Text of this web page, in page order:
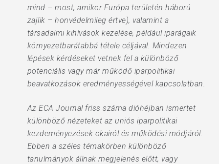
mind – most, amikor Európa területén háború
zajlik – honvédelmileg értve), valamint a
társadalmi kihívások kezelése, például iparágaik
környezetbarátabbá tétele céljával. Mindezen
lépések kérdéseket vetnek fel a különböző
potenciális vagy már működő iparpolitikai
beavatkozások eredményességével kapcsolatban.
Az ECA Journal friss száma dióhéjban ismertet
különböző nézeteket az uniós iparpolitikai
kezdeményezések okairól és működési módjáról.
Ebben a széles témakörben különböző
tanulmányok állnak megjelenés előtt, vagy